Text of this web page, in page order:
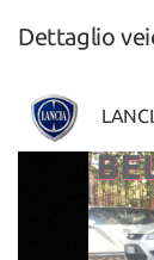
ACQUISTIAMO
ASSISTENZA
Dettaglio